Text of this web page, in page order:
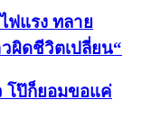
ฟแรง ทลาย
ผิดชีวิตเปลี่ยน“
โป๊ก็ยอมขอแค่